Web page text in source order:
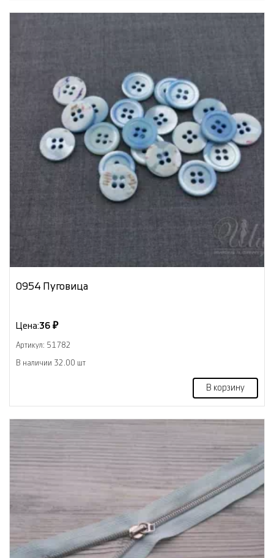
0954 Пуговица
Цена:36 ₽
Артикул: 51782
В наличии 32.00 шт
В корзину